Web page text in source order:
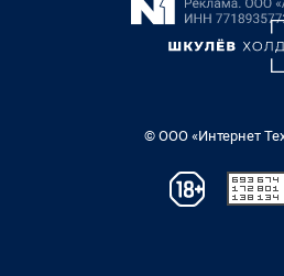
© ООО «Интернет